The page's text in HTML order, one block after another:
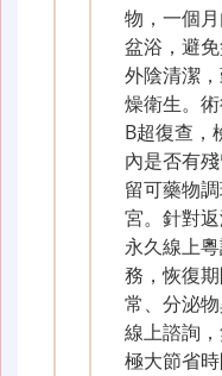
物，一個
盆浴，避
外陰清潔
燥衛生。
B超復查，
內是否有
留可藥物
宮。針對
永久線上
務，恢復
常、分泌
線上諮詢
極大節省時